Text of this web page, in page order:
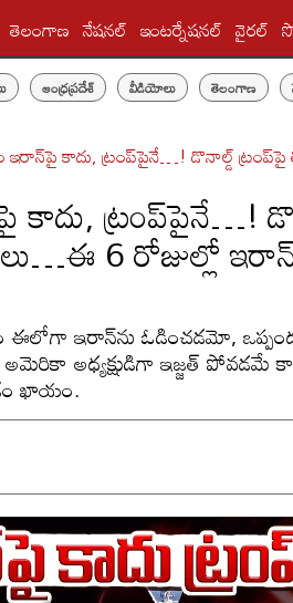
తెలంగాణ నేషనల్ ఇంటర్నేషనల్ వైరల్
ఆంధ్రప్రదేశ్ వీడియోలు తెలంగాణ
ఇరాన్‌పై కాదు, ట్రంప్‌పైనే…! డొనాల్డ్
కాదు, ట్రంప్‌పైనే…!
6 రోజుల్లో
ఈలోగా ఇరాన్‌ను ఓడించడమో,
అమెరికా అధ్యక్షుడిగా ఇజ్జత్ పోవడమే
ఖాయం.